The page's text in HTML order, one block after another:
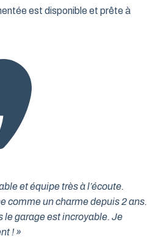
est disponible et prête à
et équipe très à l’écoute.
comme un charme depuis 2 ans.
le garage est incroyable. Je
! »